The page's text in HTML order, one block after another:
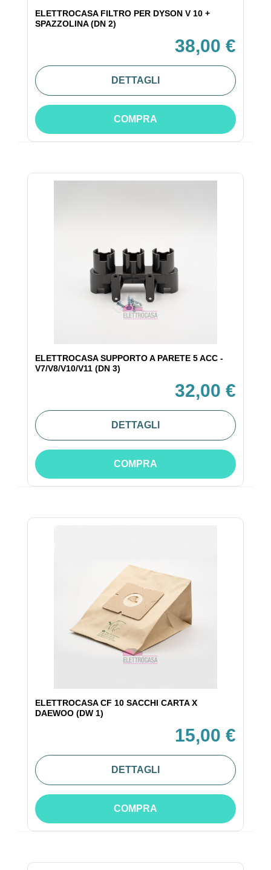
ELETTROCASA FILTRO PER DYSON V 10 +
SPAZZOLINA (DN 2)
38,00 €
DETTAGLI
COMPRA
ELETTROCASA SUPPORTO A PARETE 5 ACC -
V7/V8/V10/V11 (DN 3)
32,00 €
DETTAGLI
COMPRA
ELETTROCASA CF 10 SACCHI CARTA X
DAEWOO (DW 1)
15,00 €
DETTAGLI
COMPRA